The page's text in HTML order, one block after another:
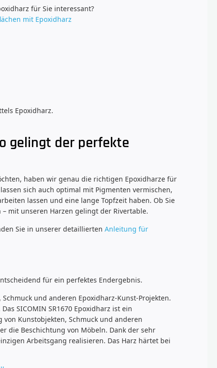
für Sie interessant?
mit Epoxidharz
Epoxidharz.
gelingt der perfekte
haben wir genau die richtigen Epoxidharze für
sich auch optimal mit Pigmenten vermischen,
lassen und eine lange Topfzeit haben. Ob Sie
mit unseren Harzen gelingt der Rivertable.
Sie in unserer detaillierten Anleitung für
für ein perfektes Endergebnis.
und anderen Epoxidharz-Kunst-Projekten.
SICOMIN SR1670 Epoxidharz ist ein
Kunstobjekten, Schmuck und anderen
die Beschichtung von Möbeln. Dank der sehr
Arbeitsgang realisieren. Das Harz härtet bei